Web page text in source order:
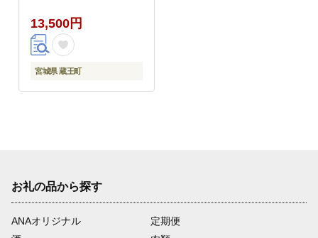
13,500円
宮城県 蔵王町
お礼の品から探す
ANAオリジナル
定期便